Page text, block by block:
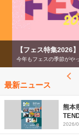
【フェス特集2026】
今年もフェスの季節がやって
最新ニュース
熊本
支援
2026/